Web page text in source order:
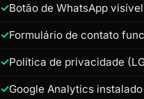
Botão de WhatsApp
Formulário de contato
Política de privacidade
Google Analytics instalado